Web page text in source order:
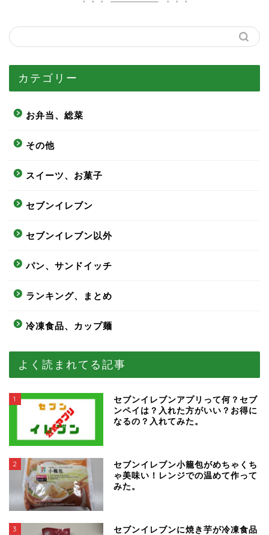
カテゴリー
お弁当、総菜
その他
スイーツ、お菓子
セブンイレブン
セブンイレブン以外
パン、サンドイッチ
ランキング、まとめ
冷凍食品、カップ麺
よく読まれてる記事
1
セブンイレブンアプリって何？セブ
ンペイは？入れた方がいい？お得に
なるの？入れてみた。
2
セブンイレブン小籠包がめちゃくち
ゃ美味い！レンジでの温めて作って
みた。
3
セブンイレブンに焼き芋が冷凍食品